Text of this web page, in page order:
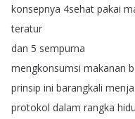
konsepnya 4sehat pakai
teratur
dan 5 sempurna
mengkonsumsi makanan
prinsip ini barangkali
protokol dalam rangka